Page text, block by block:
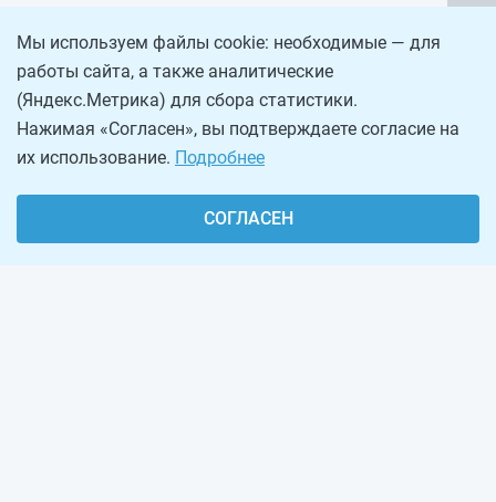
Мы используем файлы cookie: необходимые — для
работы сайта, а также аналитические
(Яндекс.Метрика) для сбора статистики.
Нажимая «Согласен», вы подтверждаете согласие на
их использование. Подробнее
СОГЛАСЕН